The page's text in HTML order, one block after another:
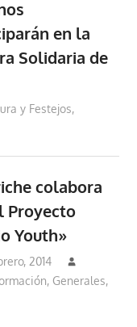
en la
Solidaria de
y Festejos,
colabora
Proyecto
Youth»
2014
, Generales,